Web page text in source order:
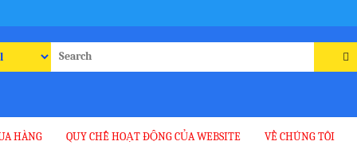
HÀNG QUY CHẾ HOẠT ĐỘNG CỦA WEBSITE VỀ CHÚNG TÔI